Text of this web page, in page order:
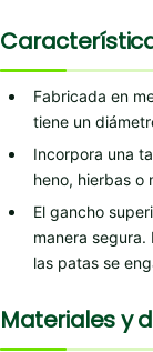
Fabricada en
tiene un
Incorpora una
heno, hierbas o
El gancho
manera
las patas se
Materiales y